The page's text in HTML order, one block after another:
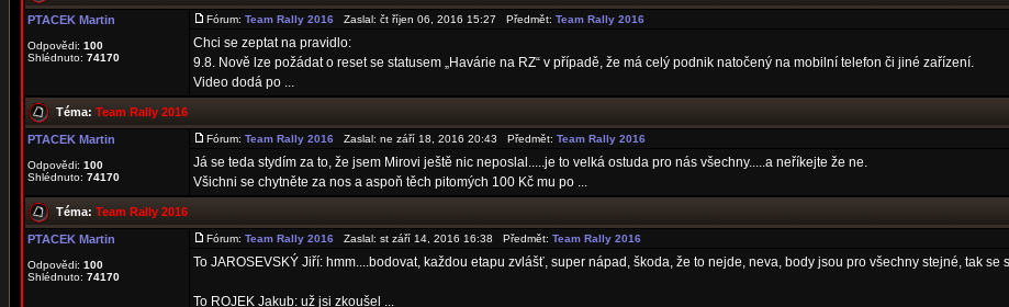
PTACEK Martin
Odpovědi: 100
Shlédnuto: 74170
Fórum: Team Rally 2016 Zaslal: čt říjen 06, 2016 15:27 Předmět: Team Rally 2016
Chci se zeptat na pravidlo:
9.8. Nově lze požádat o reset se statusem „Havárie na RZ“ v případě, že má celý podnik natočený na mobilní telefon či jiné zařízení.
Video dodá po ...
Téma: Team Rally 2016
PTACEK Martin
Odpovědi: 100
Shlédnuto: 74170
Fórum: Team Rally 2016 Zaslal: ne září 18, 2016 20:43 Předmět: Team Rally 2016
Já se teda stydím za to, že jsem Mirovi ještě nic neposlal.....je to velká ostuda pro nás všechny.....a neříkejte že ne.
Všichni se chytněte za nos a aspoň těch pitomých 100 Kč mu po ...
Téma: Team Rally 2016
PTACEK Martin
Odpovědi: 100
Shlédnuto: 74170
Fórum: Team Rally 2016 Zaslal: st září 14, 2016 16:38 Předmět: Team Rally 2016
To JAROSEVSKÝ Jiří: hmm....bodovat, každou etapu zvlášť, super nápad, škoda, že to nejde, neva, body jsou pro všechny stejné, tak se
To ROJEK Jakub: už jsi zkoušel ...